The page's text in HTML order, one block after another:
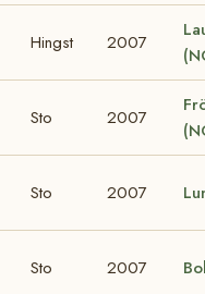
Hingst 2007
Sto 2007
Sto 2007
Sto 2007